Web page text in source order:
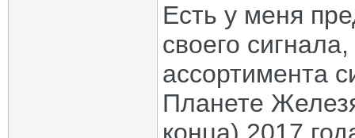
Есть у меня
своего
ассортимента
Планете